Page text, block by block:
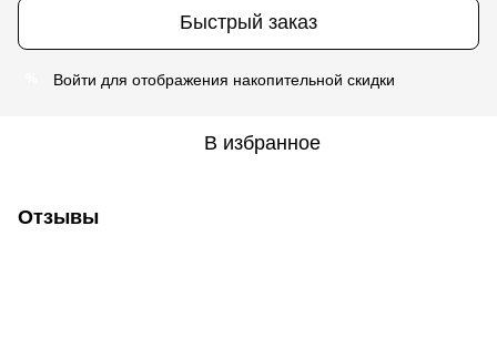
Быстрый заказ
Войти для отображения накопительной скидки
В избранное
Отзывы